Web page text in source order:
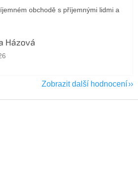
obchodě s příjemnými lidmi a
Házová
obchodu je 5 z 5 hvězdiček.
Zobrazit další hodnocení